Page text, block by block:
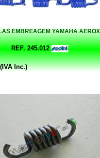
EMBREAGEM YAMAHA
REF. 245.012
Inc.)